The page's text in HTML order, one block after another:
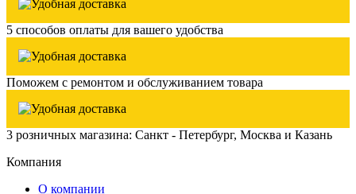
5 способов оплаты для вашего удобства
Поможем с ремонтом и обслуживанием товара
3 розничных магазина: Санкт - Петербург, Москва и Казань
Компания
О компании